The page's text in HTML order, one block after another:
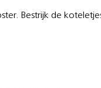
Bestrijk de